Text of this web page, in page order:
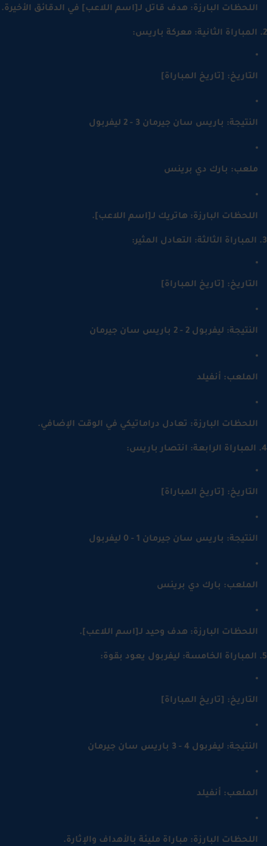
البارزة: هدف قاتل لـ[اسم اللاعب] في الدقائق الأخيرة.
[تاريخ المباراة]
باريس سان جيرمان 3 - 2 ليفربول
بارك دي برينس
البارزة: هاتريك لـ[اسم اللاعب].
[تاريخ المباراة]
ليفربول 2 - 2 باريس سان جيرمان
أنفيلد
البارزة: تعادل دراماتيكي في الوقت الإضافي.
[تاريخ المباراة]
باريس سان جيرمان 1 - 0 ليفربول
بارك دي برينس
البارزة: هدف وحيد لـ[اسم اللاعب].
[تاريخ المباراة]
ليفربول 4 - 3 باريس سان جيرمان
أنفيلد
البارزة: مباراة مليئة بالأهداف والإثارة.